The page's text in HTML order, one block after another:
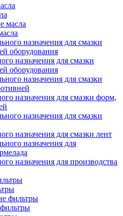
назначения для смазки
оборудования
назначения для смазки форм,
назначения для смазки лент
назначения для производства